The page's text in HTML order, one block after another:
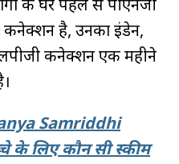
कनेक्शन है, उनका इंडेन,
कनेक्शन एक महीने
Samriddhi
के लिए कौन सी स्कीम